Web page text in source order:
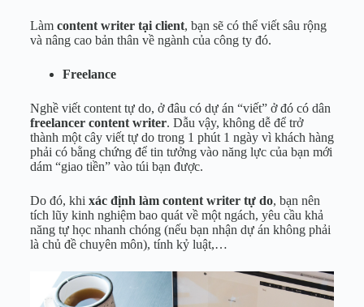
Làm content writer tại client, bạn sẽ có thể viết sâu rộng
và nâng cao bản thân về ngành của công ty đó.
Freelance
Nghề viết content tự do, ở đâu có dự án “viết” ở đó có dân
freelancer content writer. Dẫu vậy, không dễ để trở
thành một cây viết tự do trong 1 phút 1 ngày vì khách hàng
phải có bằng chứng để tin tưởng vào năng lực của bạn mới
dám “giao tiền” vào túi bạn được.
Do đó, khi xác định làm content writer tự do, bạn nên
tích lũy kinh nghiệm bao quát về một ngách, yêu cầu khả
năng tự học nhanh chóng (nếu bạn nhận dự án không phải
là chủ đề chuyên môn), tính kỷ luật,…